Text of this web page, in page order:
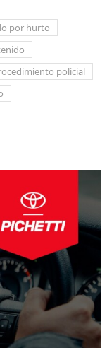
por hurto
policial